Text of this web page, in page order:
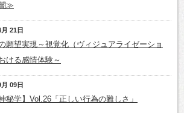
≫
21日
願望実現～視覚化（ヴィジュアライゼーショ
ける感情体験～
09日
秘学】Vol.26「正しい行為の難しさ」